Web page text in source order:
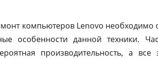
компьютеров Lenovo необходимо
особенности данной техники.
производительность, а все